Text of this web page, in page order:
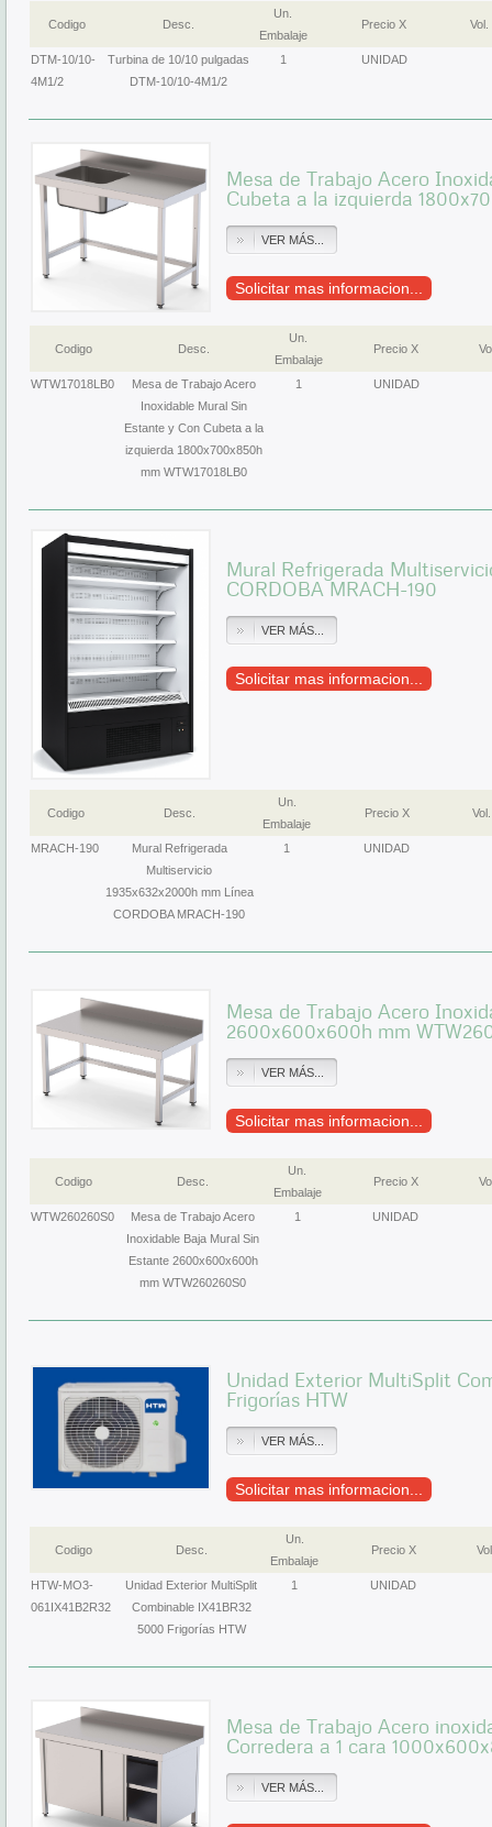
Codigo Desc.
Un.
Embalaje
Precio X Vol.
DTM-10/10-
4M1/2
Turbina de 10/10 pulgadas
DTM-10/10-4M1/2
1 UNIDAD
Mesa de Trabajo Acero
Cubeta a la izquierda
VER MÁS...
Solicitar mas informacion...
Codigo Desc.
Un.
Embalaje
Precio X
WTW17018LB0
Mesa de Trabajo Acero
Inoxidable Mural Sin
Estante y Con Cubeta a la
izquierda 1800x700x850h
mm WTW17018LB0
1 UNIDAD
Mural Refrigerada
CORDOBA MRACH-190
VER MÁS...
Solicitar mas informacion...
Codigo Desc.
Un.
Embalaje
Precio X Vol.
MRACH-190
Mural Refrigerada
Multiservicio
1935x632x2000h mm Línea
CORDOBA MRACH-190
1 UNIDAD
Mesa de Trabajo Acero
2600x600x600h mm
VER MÁS...
Solicitar mas informacion...
Codigo Desc.
Un.
Embalaje
Precio X
WTW260260S0
Mesa de Trabajo Acero
Inoxidable Baja Mural Sin
Estante 2600x600x600h
mm WTW260260S0
1 UNIDAD
Unidad Exterior MultiSplit
Frigorías HTW
VER MÁS...
Solicitar mas informacion...
Codigo Desc.
Un.
Embalaje
Precio X
HTW-MO3-
061IX41B2R32
Unidad Exterior MultiSplit
Combinable IX41BR32
5000 Frigorías HTW
1 UNIDAD
Mesa de Trabajo Acero
Corredera a 1 cara
VER MÁS...